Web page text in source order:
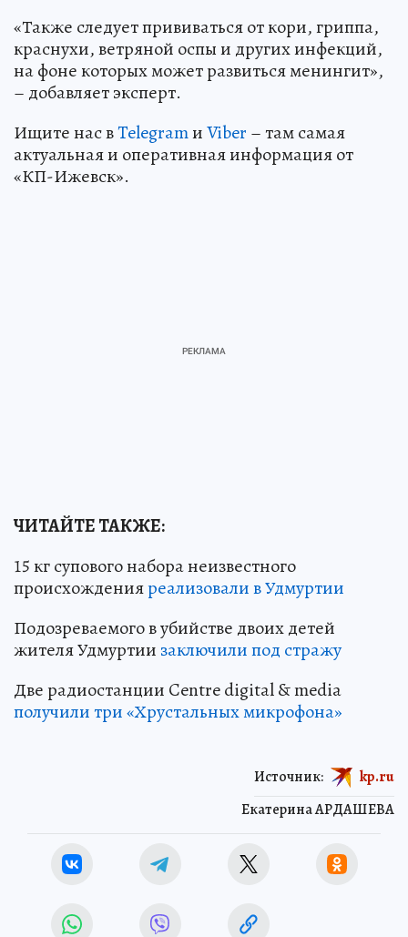
«Также следует прививаться от кори, гриппа,
краснухи, ветряной оспы и других инфекций,
на фоне которых может развиться менингит»,
– добавляет эксперт.
Ищите нас вTelegramиViber – там самая
актуальная и оперативная информация от
«КП-Ижевск».
ЧИТАЙТЕ ТАКЖЕ:
15 кг супового набора неизвестного
происхожденияреализовали в Удмуртии
Подозреваемого в убийстве двоих детей
жителя Удмуртии заключили под стражу
Две радиостанции Centre digital & media
получили три «Хрустальных микрофона»
Екатерина АРДАШЕВА
Источник: kp.ru